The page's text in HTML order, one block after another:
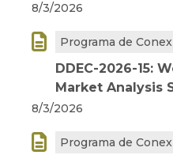
8/3/2026
 Programa de
DDEC-2026-15:
Market Analysis
8/3/2026
 Programa de